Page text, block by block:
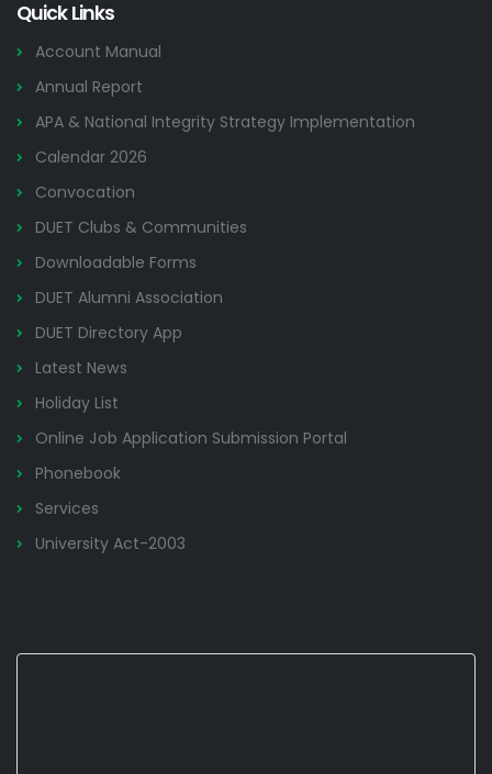
Quick Links
Account Manual
Annual Report
APA & National Integrity Strategy Implementation
Calendar 2026
Convocation
DUET Clubs & Communities
Downloadable Forms
DUET Alumni Association
DUET Directory App
Latest News
Holiday List
Online Job Application Submission Portal
Phonebook
Services
University Act-2003